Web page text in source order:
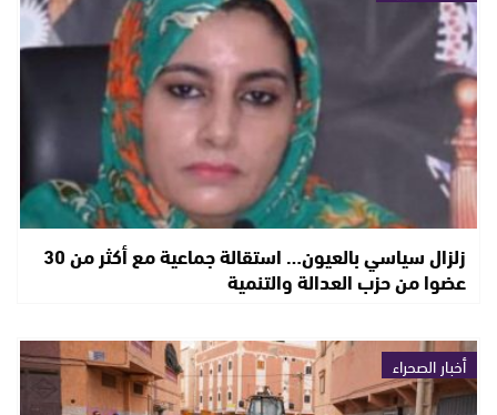
زلزال سياسي بالعيون… استقالة جماعية مع أكثر من 30
عضوا من حزب العدالة والتنمية
أخبار الصحراء